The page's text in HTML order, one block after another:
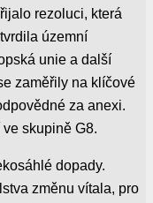
rezoluci, která
územní
unie a další
zaměřily na klíčové
za anexi.
skupině G8.
dopady.
změnu vítala, pro